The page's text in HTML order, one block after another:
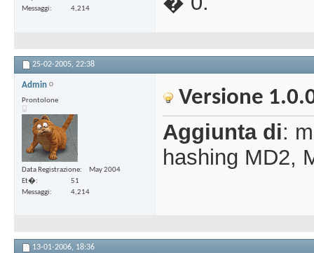
Messaggi
4,214
25-02-2005, 22:38
Admin
Prontolone
Data Registrazione
May 2004
Et�
51
Messaggi
4,214
Versione
Aggiunta di:
hashing MD2,
13-01-2006, 18:36